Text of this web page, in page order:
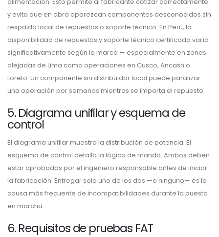
y evita que en obra aparezcan componentes desconocidos sin
respaldo local de repuestos o soporte técnico. En Perú, la
disponibilidad de repuestos y soporte técnico certificado varía
significativamente según la marca — especialmente en zonas
alejadas de Lima como operaciones en Cusco, Ancash o
Loreto. Un componente sin distribuidor local puede paralizar
una operación por semanas mientras se importa el repuesto.
5. Diagrama unifilar y esquema de
control
El diagrama unifilar muestra la distribución de potencia. El
esquema de control detalla la lógica de mando. Ambos deben
estar aprobados por el ingeniero responsable antes de iniciar
la fabricación. Entregar solo uno de los dos —o ninguno— es la
causa más frecuente de incompatibilidades durante la puesta
en marcha.
6. Requisitos de pruebas FAT